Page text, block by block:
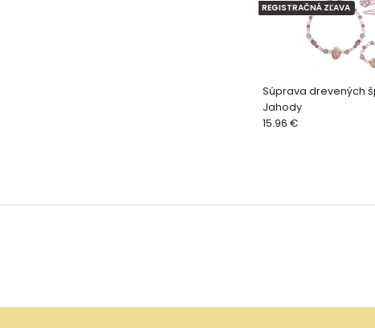
Súprava drevených
Jahody
REGISTRAČNÁ ZĽAVA
15.96 €